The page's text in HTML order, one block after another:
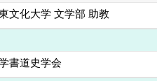
文化大学 文学部 助教
書道史学会